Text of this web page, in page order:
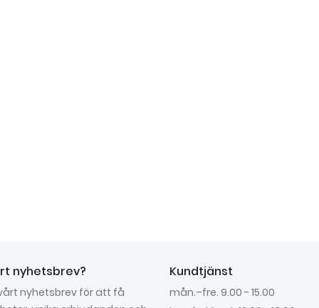
nyhetsbrev?
nyhetsbrev för att få
Kundtjänst
mån.–fre. 9.00 - 15.00